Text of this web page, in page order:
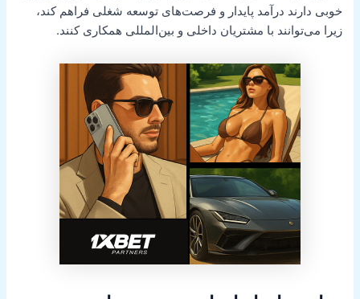
خوبی دارند درآمد پایدار و فرصت‌های توسعه شغلی فراهم کند،
زیرا می‌توانند با مشتریان داخلی و بین‌المللی همکاری کنند.